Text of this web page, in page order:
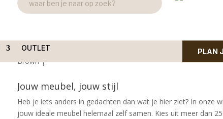
OUTLET PLAN
Moderne draaibare relaxstoel Terborg met Vista stof | Camel
Brown |
Jouw meubel, jouw stijl
Heb je iets anders in gedachten dan wat je hier ziet? In onze
jouw ideale meubel helemaal zelf samen. Kies uit meer dan